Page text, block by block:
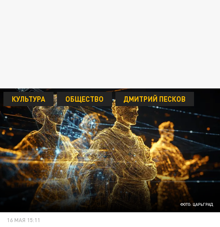
ФОТО: ЦАРЬГРАД
КУЛЬТУРА ОБЩЕСТВО ДМИТРИЙ ПЕСКОВ
16 МАЯ 15:11